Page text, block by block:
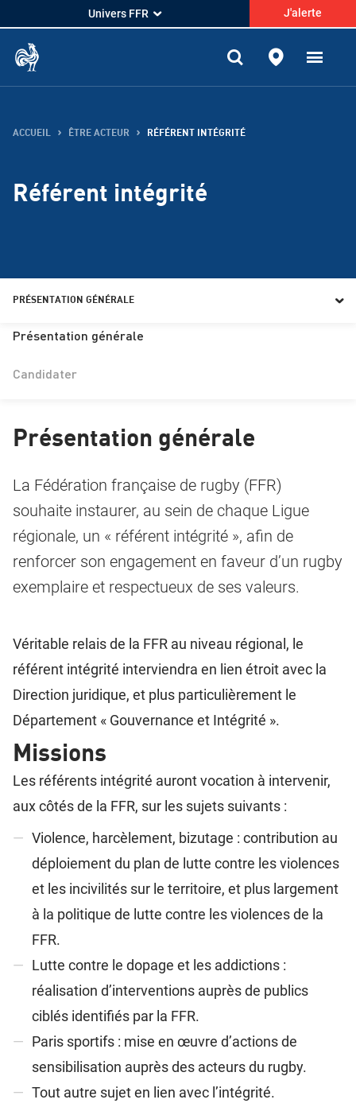
Univers FFR J'alerte
ACCUEIL ÊTRE ACTEUR RÉFÉRENT INTÉGRITÉ
Référent intégrité
PRÉSENTATION GÉNÉRALE
Présentation générale
Candidater
Présentation générale
La Fédération française de rugby (FFR)
souhaite instaurer, au sein de chaque Ligue
régionale, un « référent intégrité », afin de
renforcer son engagement en faveur d’un rugby
exemplaire et respectueux de ses valeurs.
Véritable relais de la FFR au niveau régional, le
référent intégrité interviendra en lien étroit avec la
Direction juridique, et plus particulièrement le
Département « Gouvernance et Intégrité ».
Missions
Les référents intégrité auront vocation à intervenir,
aux côtés de la FFR, sur les sujets suivants :
Violence, harcèlement, bizutage : contribution au
déploiement du plan de lutte contre les violences
et les incivilités sur le territoire, et plus largement
à la politique de lutte contre les violences de la
FFR.
Lutte contre le dopage et les addictions :
réalisation d’interventions auprès de publics
ciblés identifiés par la FFR.
Paris sportifs : mise en œuvre d’actions de
sensibilisation auprès des acteurs du rugby.
Tout autre sujet en lien avec l’intégrité.